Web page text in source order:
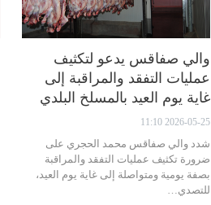
والي صفاقس يدعو لتكثيف
عمليات التفقد والمراقبة إلى
غاية يوم العيد بالمسلخ البلدي
2026-05-25 11:10
شدد والي صفاقس محمد الحجري على
ضرورة تكثيف عمليات التفقد والمراقبة
بصفة يومية ومتواصلة إلى غاية يوم العيد،
للتصدي…